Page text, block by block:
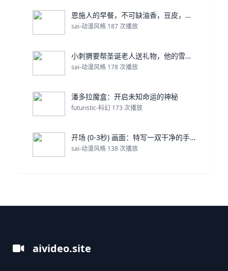
恩施人的早餐，不可缺油香，豆皮，格格
sai-动漫风格 187 次播放
小刺猬要帮圣诞老人送礼物，他的雪橇却翻倒在雪地上。
sai-动漫风格 178 次播放
潘多拉魔盒：开启未知命运的神秘
futuristic-科幻 173 次播放
开场 (0-3秒) 画面：特写一双干净的手，轻轻展
sai-动漫风格 138 次播放
aivideo.site